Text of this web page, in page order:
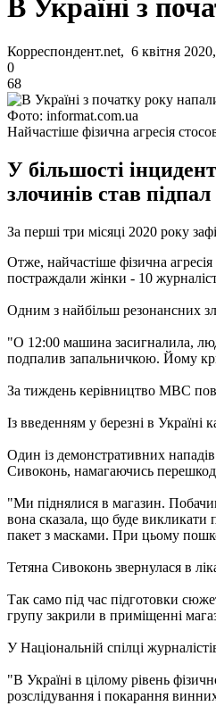
В Україні з
Корреспондент.net, 6 квітня
0
68
Фото: informat.com.ua
Найчастіше фізична агресія
У більшості
злочинів став
За перші три місяці 2020 року
Отже, найчастіше фізична
постраждали жінки - 10
Одним з найбільш резонансних
"О 12:00 машина засигналила,
подпалив запальничкою. Йому
За тиждень керівництво МВС
Із введенням у березні в Україні
Один із демонстративних
Сивоконь, намагаючись
"Ми піднялися в магазин.
вона сказала, що буде
пакет з масками. При цьому
Тетяна Сивоконь звернулася в
Так само під час підготовки
групу закрили в приміщенні
У Національній спілці
"В Україні в цілому рівень
розслідування і покарання